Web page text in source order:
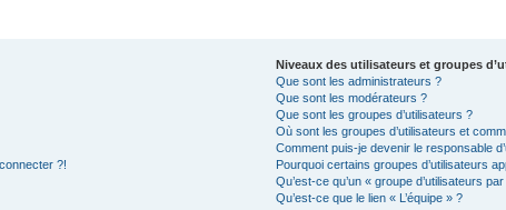
?!
Niveaux des utilisateurs et groupes
Que sont les administrateurs ?
Que sont les modérateurs ?
Que sont les groupes d’utilisateurs ?
Où sont les groupes d’utilisateurs et
Comment puis-je devenir le responsable
Pourquoi certains groupes d’utilisateurs
Qu’est-ce qu’un « groupe d’utilisateurs
Qu’est-ce que le lien « L’équipe » ?